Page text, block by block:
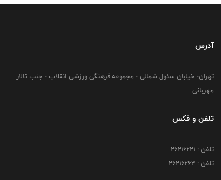
آدرس
تهران- خیابان سئول شمالی - مجموعه فرهنگی ورزشی انقلاب - جنب تالار
مهربانی
تلفن و فکس
تلفن : 26216221
تلفن : 26216264